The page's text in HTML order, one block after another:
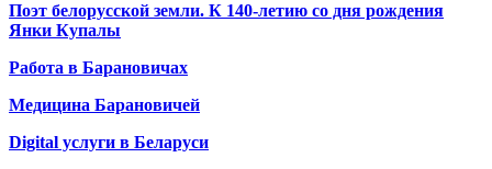
Поэт белорусской земли. К 140-летию со дня рождения
Янки Купалы
Работа в Барановичах
Медицина Барановичей
Digital услуги в Беларуси